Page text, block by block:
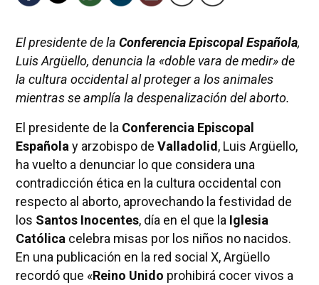
El presidente de la Conferencia Episcopal Española,
Luis Argüello, denuncia la «doble vara de medir» de
la cultura occidental al proteger a los animales
mientras se amplía la despenalización del aborto.
El presidente de la Conferencia Episcopal
Española y arzobispo de Valladolid, Luis Argüello,
ha vuelto a denunciar lo que considera una
contradicción ética en la cultura occidental con
respecto al aborto, aprovechando la festividad de
los Santos Inocentes, día en el que la Iglesia
Católica celebra misas por los niños no nacidos.
En una publicación en la red social X, Argüello
recordó que «Reino Unido prohibirá cocer vivos a